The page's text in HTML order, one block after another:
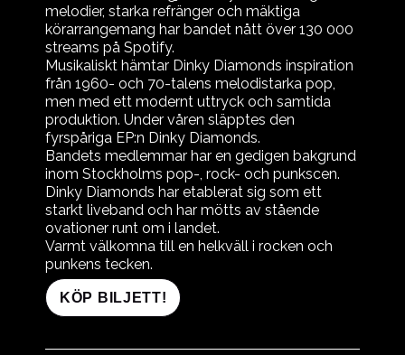
melodier, starka refränger och mäktiga
körarrangemang har bandet nått över 130 000
streams på Spotify.
Musikaliskt hämtar Dinky Diamonds inspiration
från 1960- och 70-talens melodistarka pop,
men med ett modernt uttryck och samtida
produktion. Under våren släpptes den
fyrspåriga EP:n Dinky Diamonds.
Bandets medlemmar har en gedigen bakgrund
inom Stockholms pop-, rock- och punkscen.
Dinky Diamonds har etablerat sig som ett
starkt liveband och har mötts av stående
ovationer runt om i landet.
Varmt välkomna till en helkväll i rocken och
punkens tecken.
KÖP BILJETT!